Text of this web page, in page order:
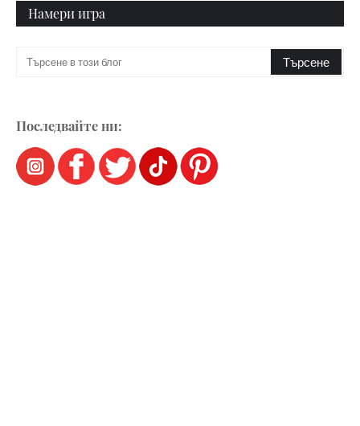
Намери игра
Последвайте ни: